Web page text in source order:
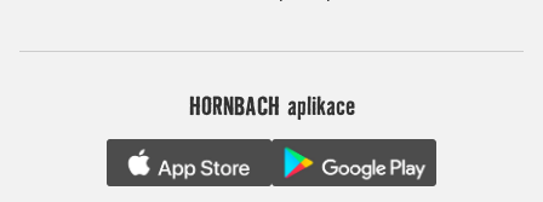
HORNBACH aplikace